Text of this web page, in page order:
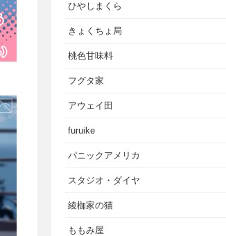
ひやしまくら
きょくちょ局
桃色甘味料
フグタ家
アウェイ田
furuike
パニックアメリカ
スタジオ・ダイヤ
綾枷家の猫
ももみ屋